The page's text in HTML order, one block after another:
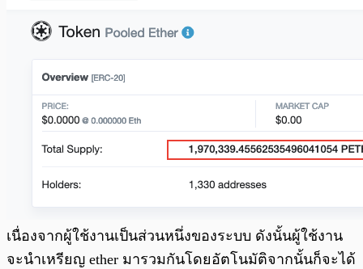
เนื่องจากผู้ใช้งานเป็นส่วนหนึ่งของระบบ ดังนั้นผู้ใช้งาน
จะนำเหรียญ ether มารวมกันโดยอัตโนมัติจากนั้นก็จะได้